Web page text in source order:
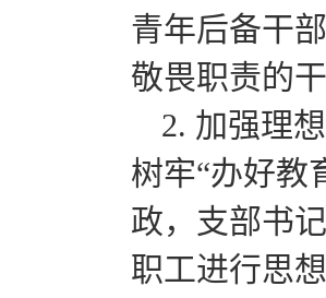
青年后备干
敬畏职责的干
2. 加强理
树牢“办好教
政，支部书
职工进行思